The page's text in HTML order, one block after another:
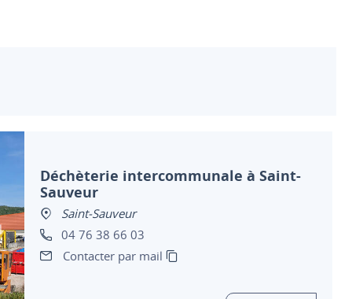
Déchèterie intercommunale à Saint-
Sauveur
Saint-Sauveur
04 76 38 66 03
Contacter par mail